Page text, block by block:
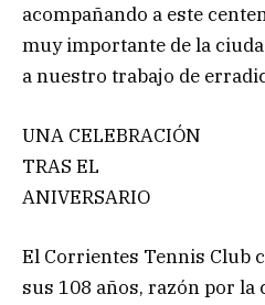
acompañando a este
muy importante de la
a nuestro trabajo de
UNA CELEBRACIÓN
TRAS EL
ANIVERSARIO
El Corrientes Tennis Club
sus 108 años, razón por la